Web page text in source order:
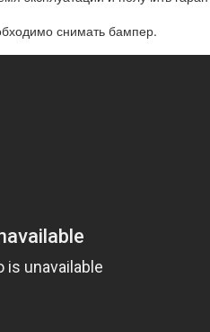
снимать бампер.